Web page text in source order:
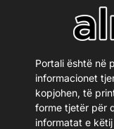
Portali është në
informacionet
kopjohen, të
forme tjetër për
informatat e